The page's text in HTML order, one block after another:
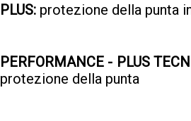
PLUS: protezione della punta
PERFORMANCE - PLUS
protezione della punta